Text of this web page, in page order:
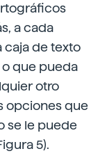
a cada
caja de texto
que pueda
otro
opciones que
se le puede
5).